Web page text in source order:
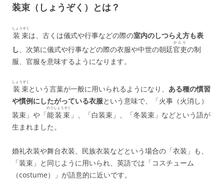
装束（しょうぞく）とは？
装束
しょうぞく
は、古くは儀式や行事などの際の室内のしつらえ方も表
し、次第に儀式や行事などの際の衣服や中世の朝廷官吏
かんり
の制
服、官服を意味するようになります。
装束
しょうぞく
という言葉が一般に用いられるようになり、 ある種の慣習
や慣例にしたがっている衣服という意味で、「火事（火消し）
装束」や「能装束
のうしょうぞく
」、「白装束」、「冬装束」などという語が
生まれました。
婚礼衣装や舞台衣装、民族衣装などという場合の「衣装」も、
「装束」と同じように用いられ、英語では「コスチューム
（costume）」が語意的に近いです。